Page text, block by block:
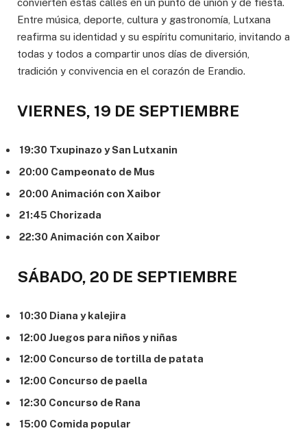
convierten estas calles en un punto de unión y de fiesta.
Entre música, deporte, cultura y gastronomía, Lutxana
reafirma su identidad y su espíritu comunitario, invitando a
todas y todos a compartir unos días de diversión,
tradición y convivencia en el corazón de Erandio.
VIERNES, 19 DE SEPTIEMBRE
19:30 Txupinazo y San Lutxanin
20:00 Campeonato de Mus
20:00 Animación con Xaibor
21:45 Chorizada
22:30 Animación con Xaibor
SÁBADO, 20 DE SEPTIEMBRE
10:30 Diana y kalejira
12:00 Juegos para niños y niñas
12:00 Concurso de tortilla de patata
12:00 Concurso de paella
12:30 Concurso de Rana
15:00 Comida popular